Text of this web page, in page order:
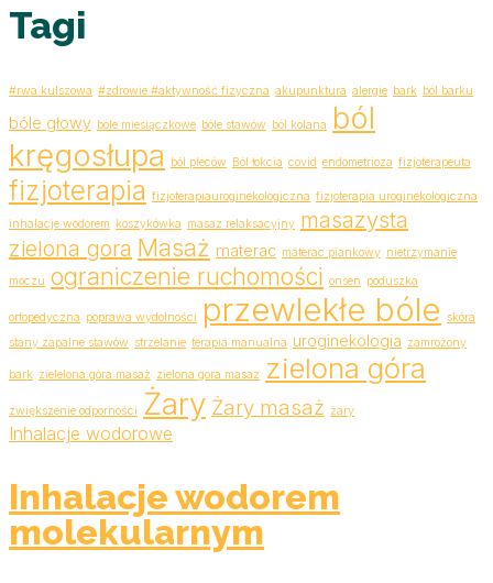
Tagi
#rwa kulszowa #zdrowie #aktywność fizyczna akupunktura alergie bark ból barku
bóle głowy bóle miesiączkowe bóle stawów ból kolana
ból
kręgosłupa
ból pleców Ból łokcia covid endometrioza fizjoterapeuta
fizjoterapia fizjoterapiauroginekologiczna fizjoterapia uroginekologiczna
inhalacje wodorem koszykówka masaz relaksacyjny masazysta
zielona gora Masaż materac materac piankowy nietrzymanie
moczu ograniczenie ruchomości onsen poduszka
ortopedyczna poprawa wydolności przewlekłe bóle
skóra
stany zapalne stawów strzelanie terapia manualna uroginekologia zamrożony
bark zielelona góra masaż zielona gora masaz zielona góra
zwiększenie odporności Żary Żary masaż żary
Inhalacje wodorowe
Inhalacje wodorem
molekularnym